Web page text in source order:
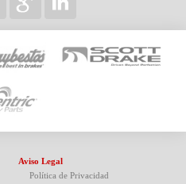
Aviso Legal
Política de Privacidad